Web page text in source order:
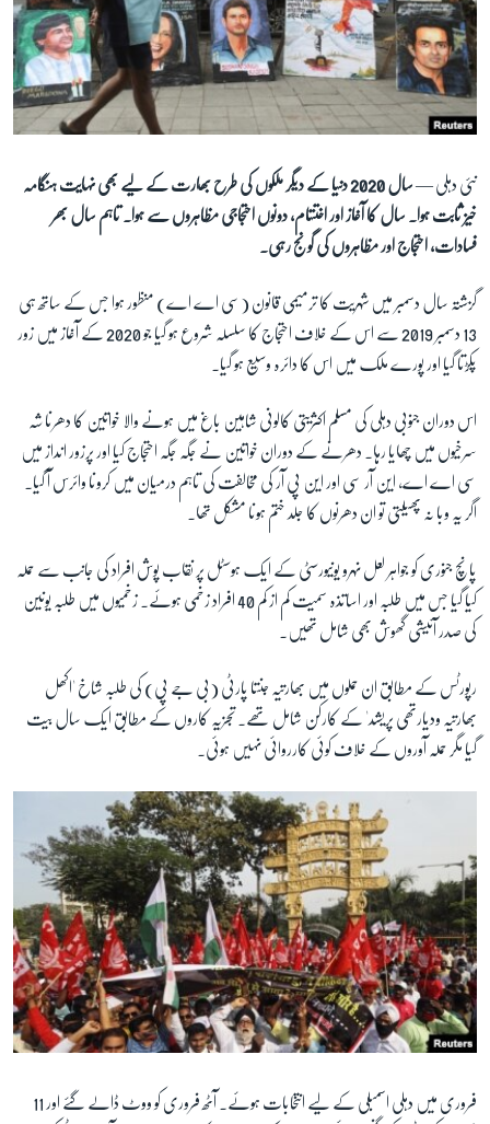
آرٹ
آزادیٔ صحافت
سائنس و ٹیکنالوجی
صحت
دلچسپ و عجیب
ویڈیوز
آڈیو
اسپیشل کوریج
اداریہ
FOLLOW US
نئی دہلی —
سال 2020 دنیا کے دیگر ملکوں کی طرح بھارت کے لیے بھی نہایت ہنگامہ
خیز ثابت ہوا۔ سال کا آغاز اور اختتام، دونوں احتجاجی مظاہروں سے ہوا۔ تاہم سال بھر
فسادات، احتجاج اور مظاہروں کی گونج رہی۔
گزشتہ سال دسمبر میں شہریت کا ترمیمی قانون (سی اے اے) منظور ہوا جس کے ساتھ ہی
13 دسمبر 2019 سے اس کے خلاف احتجاج کا سلسلہ شروع ہو گیا جو 2020 کے آغاز میں زور
پکڑتا گیا اور پورے ملک میں اس کا دائرہ وسیع ہو گیا۔
اس دوران جنوبی دہلی کی مسلم اکثریتی کالونی شاہین باغ میں ہونے والا خواتین کا دھرنا شہ
سرخیوں میں چھایا رہا۔ دھرنے کے دوران خواتین نے جگہ جگہ احتجاج کیا اور پرزور انداز میں
سی اے اے، این آر سی اور این پی آر کی مخالفت کی تاہم درمیان میں کرونا وائرس آ گیا۔
اگر یہ وبا نہ پھیلتی تو ان دھرنوں کا جلد ختم ہونا مشکل تھا۔
پانچ جنوری کو جواہر لعل نہرو یونیورسٹی کے ایک ہوسٹل پر نقاب پوش افراد کی جانب سے حملہ
کیا گیا جس میں طلبہ اور اساتذہ سمیت کم از کم 40 افراد زخمی ہوئے۔ زخمیوں میں طلبہ یونین
کی صدر آئیشی گھوش بھی شامل تھیں۔
رپورٹس کے مطابق ان حملوں میں بھارتیہ جنتا پارٹی (بی جے پی) کی طلبہ شاخ 'اکھل
بھارتیہ ودیارتھی پریشد' کے کارکن شامل تھے۔ تجزیہ کاروں کے مطابق ایک سال بیت
گیا مگر حملہ آوروں کے خلاف کوئی کارروائی نہیں ہوئی۔
فروری میں دہلی اسمبلی کے لیے انتخابات ہوئے۔ آٹھ فروری کو ووٹ ڈالے گئے اور 11